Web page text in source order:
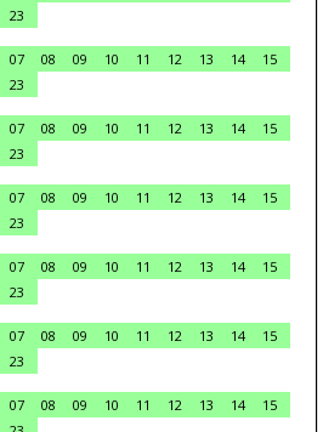
23
07 08 09 10 11 12 13 14
15
23
07 08 09 10 11 12 13 14
15
23
07 08 09 10 11 12 13 14
15
23
07 08 09 10 11 12 13 14
15
23
07 08 09 10 11 12 13 14
15
23
07 08 09 10 11 12 13 14
15